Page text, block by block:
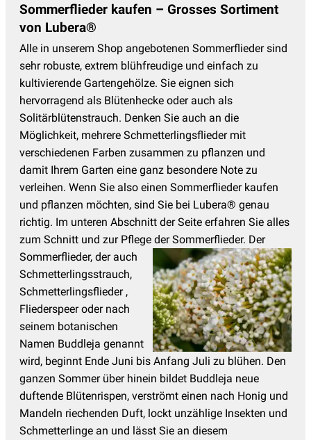
Sommerflieder kaufen – Grosses Sortiment
von Lubera®
Alle in unserem Shop angebotenen Sommerflieder sind
sehr robuste, extrem blühfreudige und einfach zu
kultivierende Gartengehölze. Sie eignen sich
hervorragend als Blütenhecke oder auch als
Solitärblütenstrauch. Denken Sie auch an die
Möglichkeit, mehrere Schmetterlingsflieder mit
verschiedenen Farben zusammen zu pflanzen und
damit Ihrem Garten eine ganz besondere Note zu
verleihen. Wenn Sie also einen Sommerflieder kaufen
und pflanzen möchten, sind Sie bei Lubera® genau
richtig. Im unteren Abschnitt der Seite erfahren Sie alles
zum Schnitt und zur Pflege der Sommerflieder. Der
Sommerflieder, der auch
Schmetterlingsstrauch,
Schmetterlingsflieder ,
Fliederspeer oder nach
seinem botanischen
Namen Buddleja genannt
wird, beginnt Ende Juni bis Anfang Juli zu blühen. Den
ganzen Sommer über hinein bildet Buddleja neue
duftende Blütenrispen, verströmt einen nach Honig und
Mandeln riechenden Duft, lockt unzählige Insekten und
Schmetterlinge an und lässt Sie an diesem